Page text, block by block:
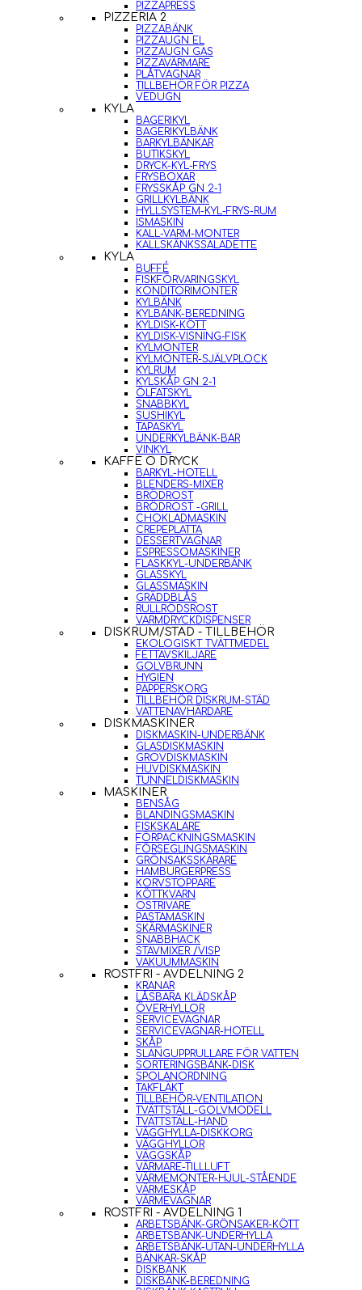
PIZZAPRESS
PIZZERIA 2
PIZZABÄNK
PIZZAUGN EL
PIZZAUGN GAS
PIZZAVÄRMARE
PLÅTVAGNAR
TILLBEHÖR FÖR PIZZA
VEDUGN
KYLA
BAGERIKYL
BAGERIKYLBÄNK
BARKYLBÄNKAR
BUTIKSKYL
DRYCK-KYL-FRYS
FRYSBOXAR
FRYSSKÅP GN 2-1
GRILLKYLBÄNK
HYLLSYSTEM-KYL-FRYS-RUM
ISMASKIN
KALL-VARM-MONTER
KALLSKÄNKSSALADETTE
KYLA
BUFFÉ
FISKFÖRVARINGSKYL
KONDITORIMONTER
KYLBÄNK
KYLBÄNK-BEREDNING
KYLDISK-KÖTT
KYLDISK-VISNING-FISK
KYLMONTER
KYLMONTER-SJÄLVPLOCK
KYLRUM
KYLSKÅP GN 2-1
ÖLFATSKYL
SNABBKYL
SUSHIKYL
TAPASKYL
UNDERKYLBÄNK-BAR
VINKYL
KAFFE O DRYCK
BARKYL-HOTELL
BLENDERS-MIXER
BRÖDROST
BRÖDROST -GRILL
CHOKLADMASKIN
CREPEPLATTA
DESSERTVAGNAR
ESPRESSOMASKINER
FLASKKYL-UNDERBÄNK
GLASSKYL
GLASSMASKIN
GRÄDDBLÅS
RULLRÖDSROST
VARMDRYCKDISPENSER
DISKRUM/STÄD - TILLBEHÖR
EKOLOGISKT TVÄTTMEDEL
FETTAVSKILJARE
GOLVBRUNN
HYGIEN
PAPPERSKORG
TILLBEHÖR DISKRUM-STÄD
VATTENAVHÄRDARE
DISKMASKINER
DISKMASKIN-UNDERBÄNK
GLASDISKMASKIN
GROVDISKMASKIN
HUVDISKMASKIN
TUNNELDISKMASKIN
MASKINER
BENSÅG
BLANDINGSMASKIN
FISKSKALARE
FÖRPACKNINGSMASKIN
FÖRSEGLINGSMASKIN
GRÖNSAKSSKÄRARE
HAMBURGERPRESS
KORVSTOPPARE
KÖTTKVARN
OSTRIVARE
PASTAMASKIN
SKÄRMASKINER
SNABBHACK
STAVMIXER /VISP
VAKUUMMASKIN
ROSTFRI - AVDELNING 2
KRANAR
LÅSBARA KLÄDSKÅP
ÖVERHYLLOR
SERVICEVAGNAR
SERVICEVAGNAR-HOTELL
SKÅP
SLANGUPPRULLARE FÖR VATTEN
SORTERINGSBÄNK-DISK
SPOLANORDNING
TAKFLÄKT
TILLBEHÖR-VENTILATION
TVÄTTSTÄLL-GOLVMODELL
TVÄTTSTÄLL-HAND
VÄGGHYLLA-DISKKORG
VÄGGHYLLOR
VÄGGSKÅP
VÄRMARE-TILLLUFT
VÄRMEMONTER-HJUL-STÅENDE
VÄRMESKÅP
VÄRMEVAGNAR
ROSTFRI - AVDELNING 1
ARBETSBÄNK-GRÖNSAKER-KÖTT
ARBETSBÄNK-UNDERHYLLA
ARBETSBÄNK-UTAN-UNDERHYLLA
BÄNKAR-SKÅP
DISKBÄNK
DISKBÄNK-BEREDNING